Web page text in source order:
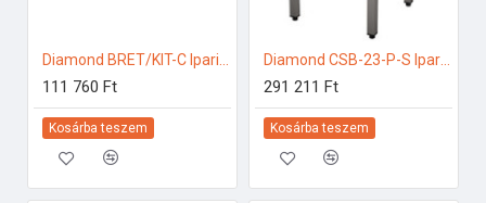
111 760 Ft
Kosárba teszem
Diamond CSB-23-P-S Ipari rozsdamentes bútorok
291 211 Ft
Kosárba teszem